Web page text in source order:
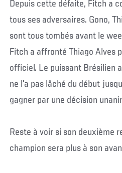
Depuis cette défaite, Fitch a
tous ses adversaires. Gono,
sont tous tombés avant le
Fitch a affronté Thiago Alves
officiel. Le puissant Brésilien
ne l'a pas lâché du début
gagner par une décision
Reste à voir si son deuxième
champion sera plus à son